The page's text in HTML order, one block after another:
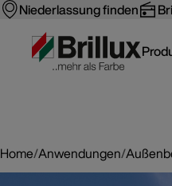
Niederlassung finden
Home/Anwendungen/